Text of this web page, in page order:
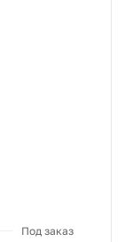
Под заказ